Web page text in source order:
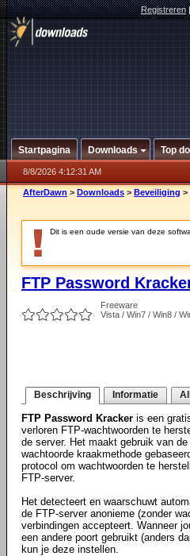
Registreren
Startpagina Downloads Top
8/8/2026 4:12:31 AM
AfterDawn > Downloads > Beveiliging >
Dit is een oude versie van deze
FTP Password
Freeware
Vista / Win7 / Win8 /
Beschrijving Informatie
FTP Password Kracker is een
verloren FTP-wachtwoorden te
de server. Het maakt gebruik van
wachtoorde kraakmethode
protocol om wachtwoorden te
FTP-server.
Het detecteert en waarschuwt
de FTP-server anonieme (zonder
verbindingen accepteert. Wanneer
een andere poort gebruikt (anders
kun je deze instellen.